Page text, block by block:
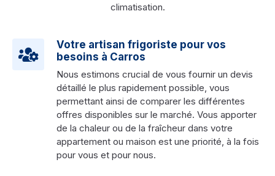
climatisation.
Votre artisan frigoriste pour vos
besoins à Carros
Nous estimons crucial de vous fournir un devis
détaillé le plus rapidement possible, vous
permettant ainsi de comparer les différentes
offres disponibles sur le marché. Vous apporter
de la chaleur ou de la fraîcheur dans votre
appartement ou maison est une priorité, à la fois
pour vous et pour nous.